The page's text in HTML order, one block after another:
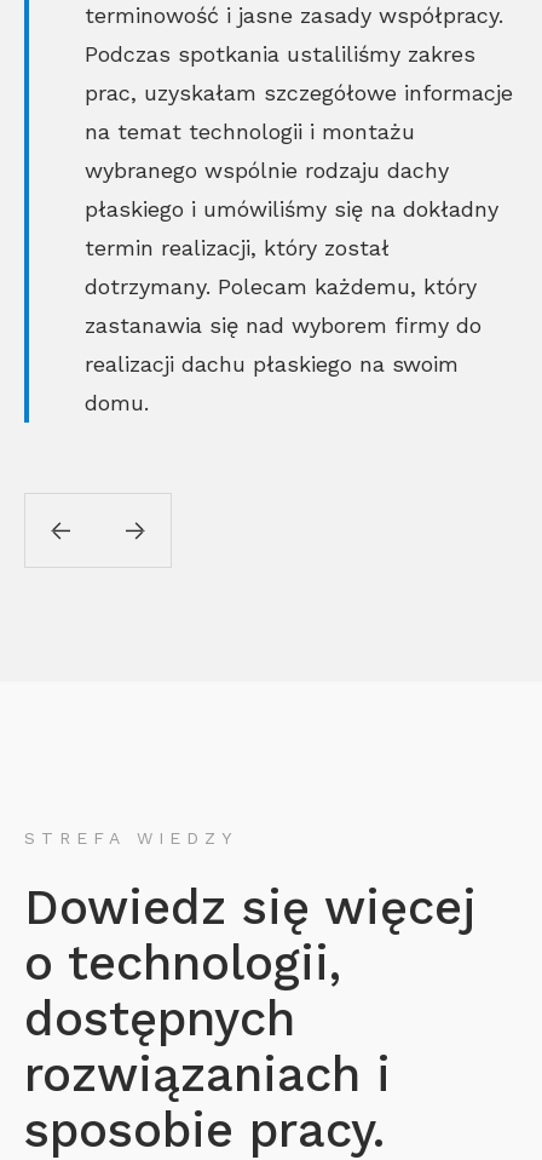
terminowość i jasne zasady współpracy.
Podczas spotkania ustaliliśmy zakres
prac, uzyskałam szczegółowe informacje
na temat technologii i montażu
wybranego wspólnie rodzaju dachy
płaskiego i umówiliśmy się na dokładny
termin realizacji, który został
dotrzymany. Polecam każdemu, który
zastanawia się nad wyborem firmy do
realizacji dachu płaskiego na swoim
domu.
STREFA WIEDZY
Dowiedz się więcej
o technologii,
dostępnych
rozwiązaniach i
sposobie pracy.